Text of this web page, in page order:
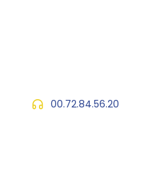
00.72.84.56.20